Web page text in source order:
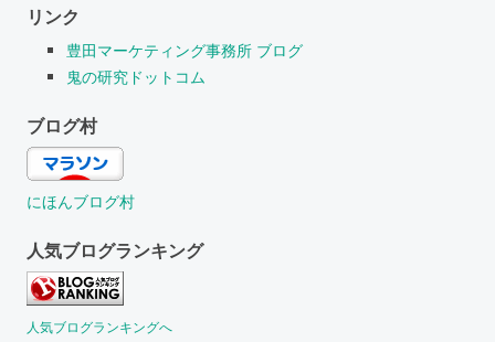
リンク
豊田マーケティング事務所 ブログ
鬼の研究ドットコム
ブログ村
にほんブログ村
人気ブログランキング
人気ブログランキングへ